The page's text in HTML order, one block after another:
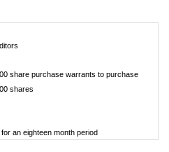
share purchase warrants to purchase
shares
for an eighteen month period